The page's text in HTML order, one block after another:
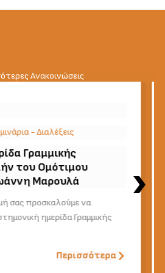
Ανακοινώσεις
,Χωρίς κατηγορία
για τους
Φοιτητές
Μεταπτυχιακών
“Εφαρμοσμένες Μαθηματικές
τη…
Περισσότερα